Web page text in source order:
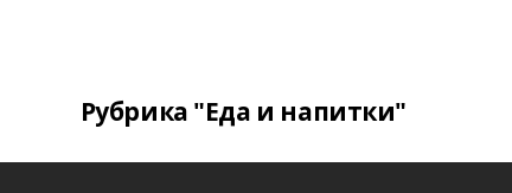
Рубрика "Еда и напитки"